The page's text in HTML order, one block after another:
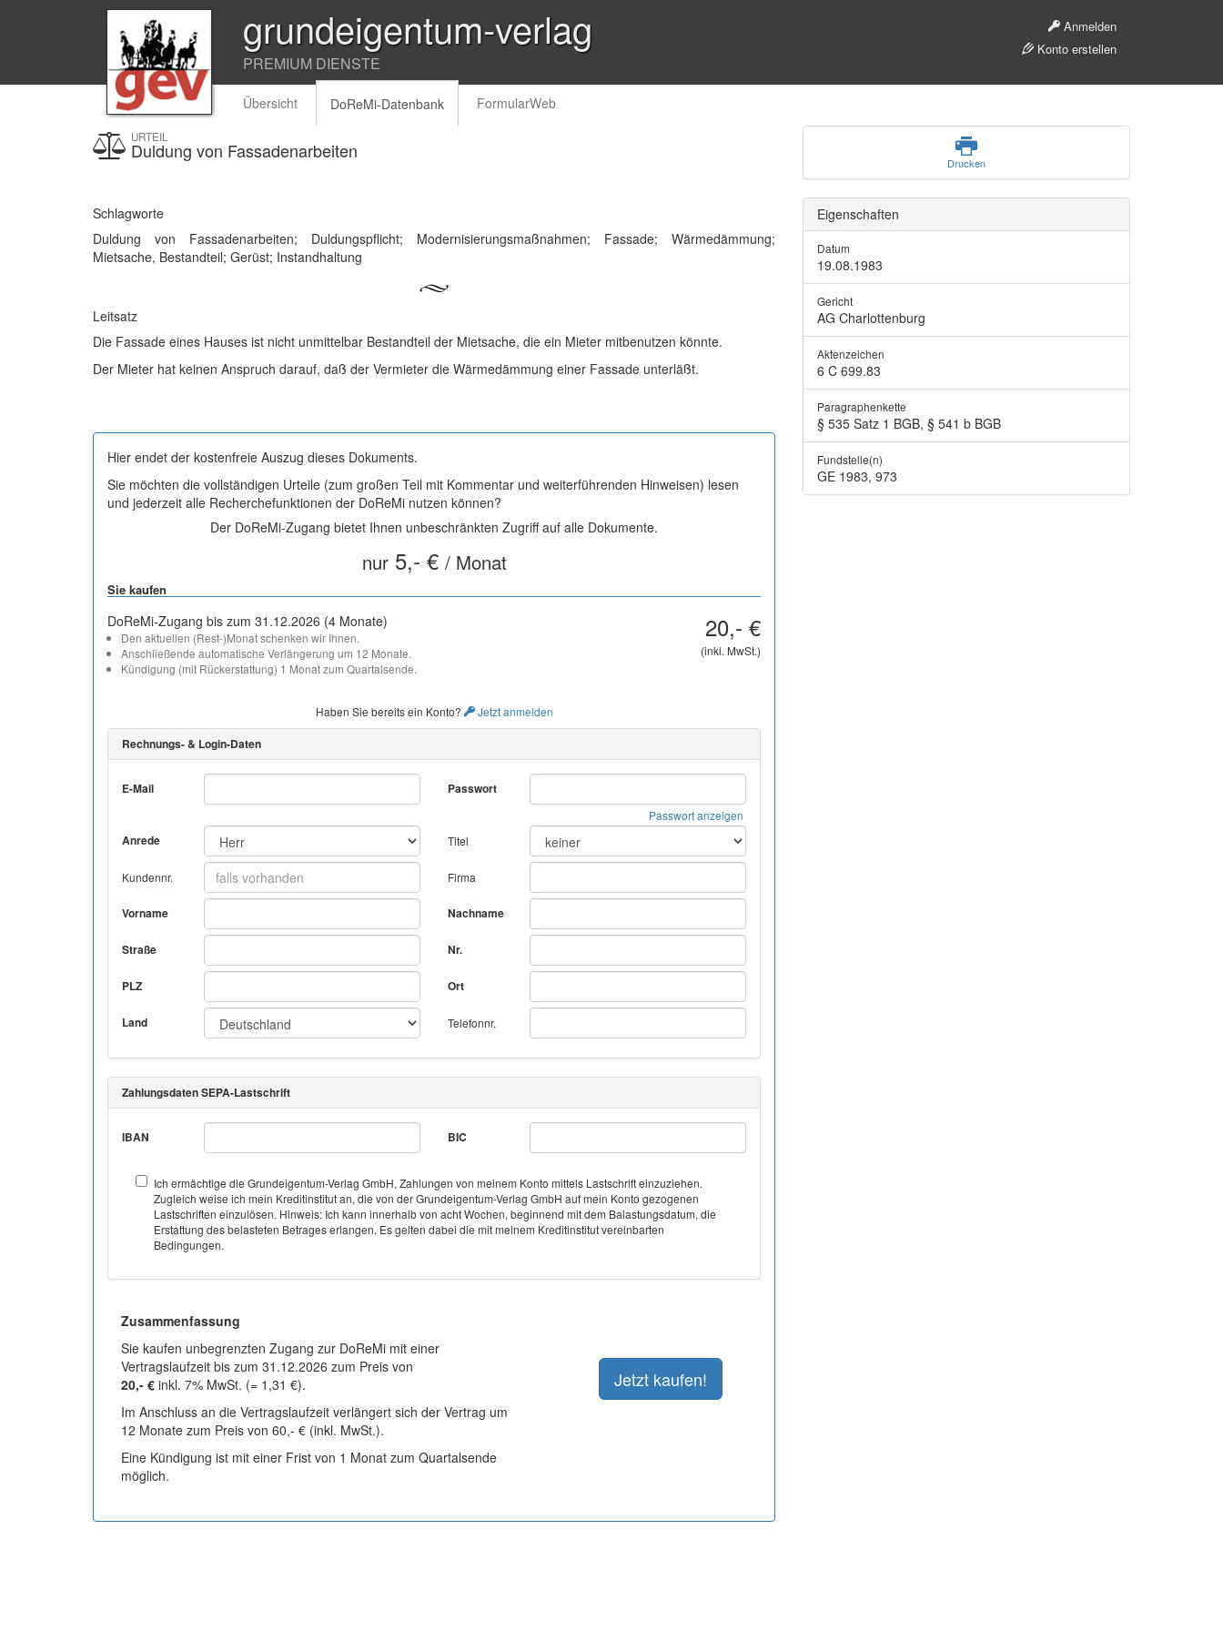
Anmelden
Konto erstellen
grundeigentum-verlag
PREMIUM DIENSTE
Übersicht DoReMi-Datenbank FormularWeb
URTEIL
Duldung von Fassadenarbeiten
Schlagworte
Duldung von Fassadenarbeiten; Duldungspflicht; Modernisierungsmaßnahmen; Fassade; Wärmedämmung;
Mietsache, Bestandteil; Gerüst; Instandhaltung
Leitsatz
Die Fassade eines Hauses ist nicht unmittelbar Bestandteil der Mietsache, die ein Mieter mitbenutzen könnte.
Der Mieter hat keinen Anspruch darauf, daß der Vermieter die Wärmedämmung einer Fassade unterläßt.
Hier endet der kostenfreie Auszug dieses Dokuments.
Sie möchten die vollständigen Urteile (zum großen Teil mit Kommentar und weiterführenden Hinweisen) lesen
und jederzeit alle Recherchefunktionen der DoReMi nutzen können?
Der DoReMi-Zugang bietet Ihnen unbeschränkten Zugriff auf alle Dokumente.
nur5,- € / Monat
Sie kaufen
DoReMi-Zugang bis zum 31.12.2026 (4 Monate)
Den aktuellen (Rest-)Monat schenken wir Ihnen.
Anschließende automatische Verlängerung um 12 Monate.
Kündigung (mit Rückerstattung) 1 Monat zum Quartalsende.
20,- €
(inkl. MwSt.)
Haben Sie bereits ein Konto? Jetzt anmelden
Rechnungs- & Login-Daten
E-Mail Passwort
Passwort anzeigen
Anrede Titel
Kundennr. Firma
Vorname Nachname
Straße Nr.
PLZ Ort
Land Telefonnr.
Zahlungsdaten SEPA-Lastschrift
IBAN BIC
Ich ermächtige die Grundeigentum-Verlag GmbH, Zahlungen von meinem Konto mittels Lastschrift einzuziehen.
Zugleich weise ich mein Kreditinstitut an, die von der Grundeigentum-Verlag GmbH auf mein Konto gezogenen
Lastschriften einzulösen. Hinweis: Ich kann innerhalb von acht Wochen, beginnend mit dem Balastungsdatum, die
Erstattung des belasteten Betrages erlangen. Es gelten dabei die mit meinem Kreditinstitut vereinbarten
Bedingungen.
Zusammenfassung
Sie kaufen unbegrenzten Zugang zur DoReMi mit einer
Vertragslaufzeit bis zum 31.12.2026 zum Preis von
20,- € inkl. 7% MwSt. (= 1,31 €).
Im Anschluss an die Vertragslaufzeit verlängert sich der Vertrag um
12 Monate zum Preis von 60,- € (inkl. MwSt.).
Eine Kündigung ist mit einer Frist von 1 Monat zum Quartalsende
möglich.
Drucken
Eigenschaften
Datum
19.08.1983
Gericht
AG Charlottenburg
Aktenzeichen
6 C 699.83
Paragraphenkette
§ 535 Satz 1 BGB, § 541 b BGB
Fundstelle(n)
GE 1983, 973